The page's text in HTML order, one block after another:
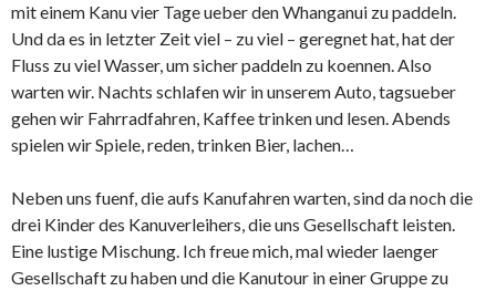
mit einem Kanu vier Tage ueber den Whanganui zu paddeln.
Und da es in letzter Zeit viel – zu viel – geregnet hat, hat der
Fluss zu viel Wasser, um sicher paddeln zu koennen. Also
warten wir. Nachts schlafen wir in unserem Auto, tagsueber
gehen wir Fahrradfahren, Kaffee trinken und lesen. Abends
spielen wir Spiele, reden, trinken Bier, lachen…
Neben uns fuenf, die aufs Kanufahren warten, sind da noch die
drei Kinder des Kanuverleihers, die uns Gesellschaft leisten.
Eine lustige Mischung. Ich freue mich, mal wieder laenger
Gesellschaft zu haben und die Kanutour in einer Gruppe zu